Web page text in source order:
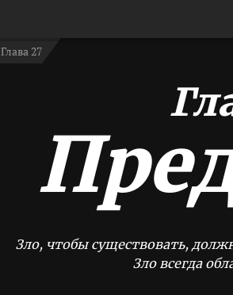
Глава 27
Зло, чтобы существовать,
Зло всегда